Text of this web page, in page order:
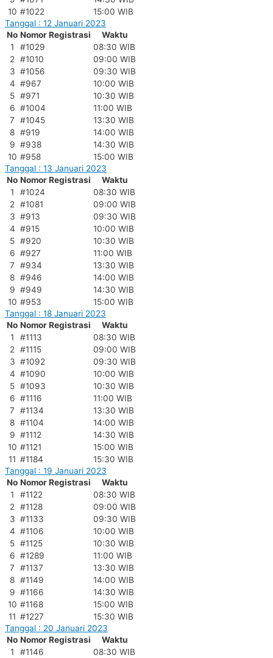
10 #1022
15:00 WIB
Tanggal : 12 Januari 2023
No Nomor Registrasi
Waktu
1
#1029
08:30 WIB
2
#1010
09:00 WIB
3 #1056
09:30 WIB
4 #967
10:00 WIB
5 #971
10:30 WIB
6 #1004
11:00 WIB
7
#1045
13:30 WIB
8 #919
14:00 WIB
9 #938
14:30 WIB
10 #958
15:00 WIB
Tanggal : 13 Januari 2023
No Nomor Registrasi
Waktu
1
#1024
08:30 WIB
2
#1081
09:00 WIB
3 #913
09:30 WIB
4 #915
10:00 WIB
5 #920
10:30 WIB
6 #927
11:00 WIB
7
#934
13:30 WIB
8 #946
14:00 WIB
9 #949
14:30 WIB
10 #953
15:00 WIB
Tanggal : 18 Januari 2023
No Nomor Registrasi
Waktu
1
#1113
08:30 WIB
2
#1115
09:00 WIB
3 #1092
09:30 WIB
4 #1090
10:00 WIB
5 #1093
10:30 WIB
6 #1116
11:00 WIB
7
#1134
13:30 WIB
8 #1104
14:00 WIB
9 #1112
14:30 WIB
10 #1121
15:00 WIB
11 #1184
15:30 WIB
Tanggal : 19 Januari 2023
No Nomor Registrasi
Waktu
1
#1122
08:30 WIB
2
#1128
09:00 WIB
3 #1133
09:30 WIB
4 #1106
10:00 WIB
5 #1125
10:30 WIB
6 #1289
11:00 WIB
7
#1137
13:30 WIB
8 #1149
14:00 WIB
9 #1166
14:30 WIB
10 #1168
15:00 WIB
11 #1227
15:30 WIB
Tanggal : 20 Januari 2023
No Nomor Registrasi
Waktu
1
#1146
08:30 WIB